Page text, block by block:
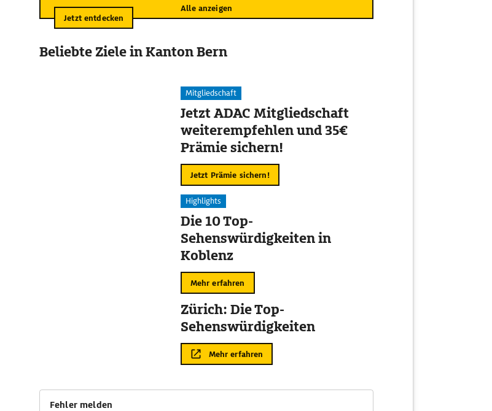
Alle anzeigen
Jetzt entdecken
Beliebte Ziele in Kanton Bern
Mitgliedschaft
Jetzt ADAC Mitgliedschaft
weiterempfehlen und 35€
Prämie sichern!
Jetzt Prämie sichern!
Highlights
Die 10 Top-
Sehenswürdigkeiten in
Koblenz
Mehr erfahren
Zürich: Die Top-
Sehenswürdigkeiten
Mehr erfahren
Fehler melden